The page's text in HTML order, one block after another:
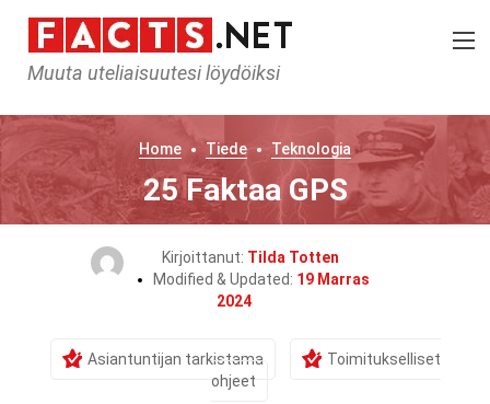
Muuta uteliaisuutesi löydöiksi
Home Tiede Teknologia
25 Faktaa GPS
Kirjoittanut: Tilda Totten
Modified & Updated: 19 Marras
2024
Asiantuntijan tarkistama
Toimitukselliset
ohjeet